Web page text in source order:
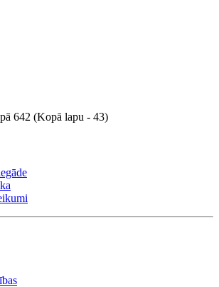
642 (Kopā lapu - 43)